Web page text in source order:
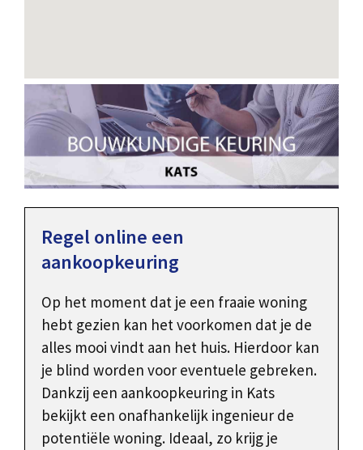
Regel online een
aankoopkeuring
Op het moment dat je een fraaie woning
hebt gezien kan het voorkomen dat je de
alles mooi vindt aan het huis. Hierdoor kan
je blind worden voor eventuele gebreken.
Dankzij een aankoopkeuring in Kats
bekijkt een onafhankelijk ingenieur de
potentiële woning. Ideaal, zo krijg je